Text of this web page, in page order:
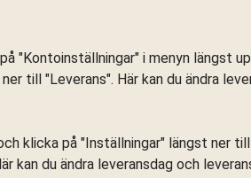
"Kontoinställningar" i menyn längst
till "Leverans". Här kan du ändra
klicka på "Inställningar" längst ner till
kan du ändra leveransdag och